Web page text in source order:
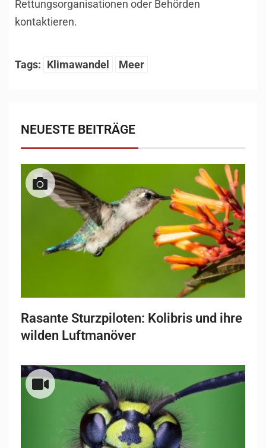
Rettungsorganisationen oder Behörden
kontaktieren.
Tags: Klimawandel Meer
NEUESTE BEITRÄGE
Rasante Sturzpiloten: Kolibris und ihre
wilden Luftmanöver